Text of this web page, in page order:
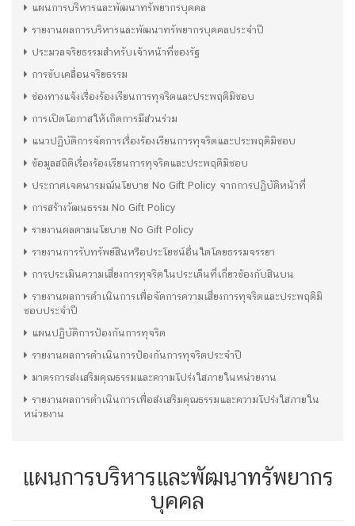
แผนการบริหารและพัฒนาทรัพยากรบุคคล
รายงานผลการบริหารและพัฒนาทรัพยากรบุคคลประจำปี
ประมวลจริยธรรมสำหรับเจ้าหน้าที่ของรัฐ
การขับเคลื่อนจริยธรรม
ช่องทางแจ้งเรื่องร้องเรียนการทุจริตและประพฤติมิชอบ
การเปิดโอกาสให้เกิดการมีส่วนร่วม
แนวปฏิบัติการจัดการเรื่องร้องเรียนการทุจริตและประพฤติมิชอบ
ข้อมูลสถิติเรื่องร้องเรียนการทุจริตและประพฤติมิชอบ
ประกาศเจตนารมณ์นโยบาย No Gift Policy จากการปฏิบัติหน้าที่
การสร้างวัฒนธรรม No Gift Policy
รายงานผลตามนโยบาย No Gift Policy
รายงานการรับทรัพย์สินหรือประโยชน์อื่นใดโดยธรรมจรรยา
การประเมินความเสี่ยงการทุจริตในประเด็นที่เกี่ยวข้องกับสินบน
รายงานผลการดำเนินการเพื่อจัดการความเสี่ยงการทุจริตและประพฤติมิ
ชอบประจำปี
แผนปฏิบัติการป้องกันการทุจริต
รายงานผลการดำเนินการป้องกันการทุจริตประจำปี
มาตรการส่งเสริมคุณธรรมและความโปร่งใสภายในหน่วยงาน
รายงานผลการดำเนินการเพื่อส่งเสริมคุณธรรมและความโปร่งใสภายใน
หน่วยงาน
แผนการบริหารและพัฒนาทรัพยากร
บุคคล